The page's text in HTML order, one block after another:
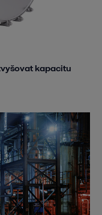
kapacitu